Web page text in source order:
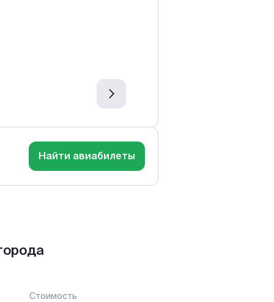
Найти авиабилеты
Стоимость